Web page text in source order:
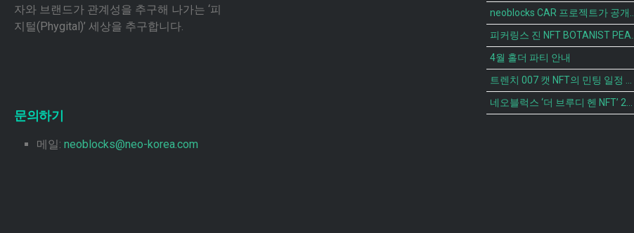
자와 브랜드가 관계성을 추구해 나가는 ‘피
지털(Phygital)’ 세상을 추구합니다.
문의하기
메일: neoblocks@neo-korea.com
4월 홀더 파티 안내